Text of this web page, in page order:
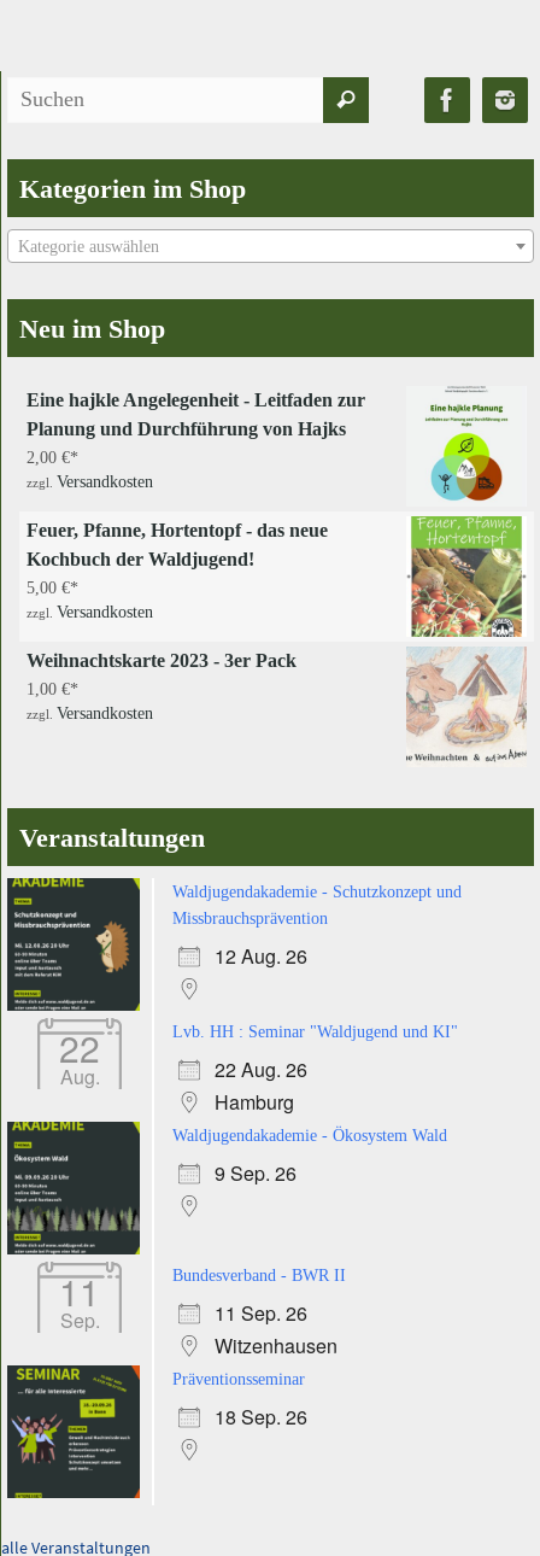
Suchen
Kategorien im Shop
Kategorie auswählen
Neu im Shop
Eine hajkle Angelegenheit - Leitfaden zur
Planung und Durchführung von Hajks
2,00 €
zzgl. Versandkosten
Feuer, Pfanne, Hortentopf - das neue
Kochbuch der Waldjugend!
5,00 €
zzgl. Versandkosten
Weihnachtskarte 2023 - 3er Pack
1,00 €
zzgl. Versandkosten
Veranstaltungen
Waldjugendakademie - Schutzkonzept und
Missbrauchsprävention
12 Aug. 26
22
Aug.
Lvb. HH : Seminar "Waldjugend und KI"
22 Aug. 26
Hamburg
Waldjugendakademie - Ökosystem Wald
9 Sep. 26
11
Sep.
Bundesverband - BWR II
11 Sep. 26
Witzenhausen
Präventionsseminar
18 Sep. 26
alle Veranstaltungen